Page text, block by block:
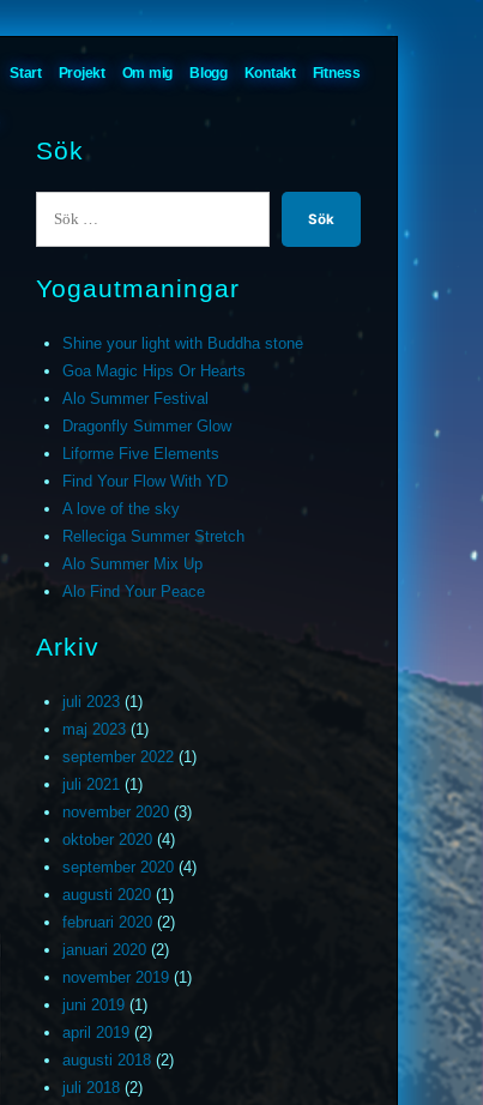
Start Projekt Om mig Blogg Kontakt Fitness
Sök
Yogautmaningar
Shine your light with Buddha stone
Goa Magic Hips Or Hearts
Alo Summer Festival
Dragonfly Summer Glow
Liforme Five Elements
Find Your Flow With YD
A love of the sky
Relleciga Summer Stretch
Alo Summer Mix Up
Alo Find Your Peace
Arkiv
juli 2023(1)
maj 2023(1)
september 2022(1)
juli 2021(1)
november 2020(3)
oktober 2020(4)
september 2020(4)
augusti 2020(1)
februari 2020(2)
januari 2020(2)
november 2019(1)
juni 2019(1)
april 2019(2)
augusti 2018(2)
juli 2018(2)